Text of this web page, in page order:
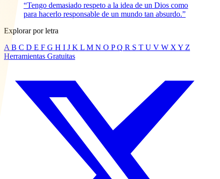
“Tengo demasiado respeto a la idea de un Dios como
para hacerlo responsable de un mundo tan absurdo.”
Explorar por letra
A B C D E F G H I J K L M N O P Q R S T U V W X Y Z
Herramientas Gratuitas